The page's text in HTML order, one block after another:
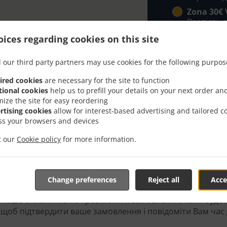
regarding cookies on this site
our third party partners may use cookies for the following
cookies are necessary for the site to function
cookies help us to prefill your details on your next order
the site for easy reordering
cookies allow for interest-based advertising and tailored
your browsers and devices
our Cookie policy for more information.
Reject all
Change preferences
Zona 30€
Вартість
Delivery In
поруч з Valencia Malilla і раді прийняти ваше
онлайн-меню і розмістити замовлення, коли
підтвердити ваше замовлення і повідоміти Вам час